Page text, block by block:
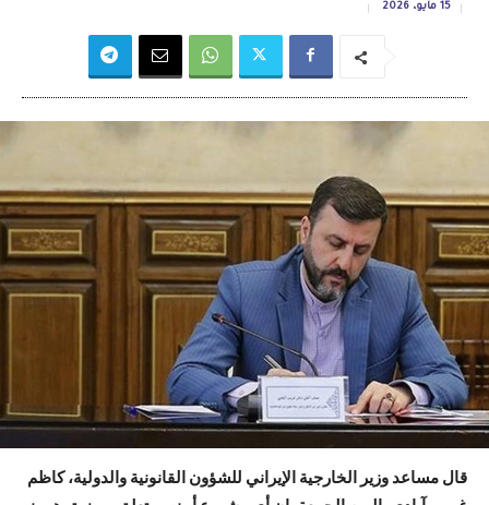
15 مايو، 2026
قال مساعد وزير الخارجية الإيراني للشؤون القانونية والدولية، كاظم